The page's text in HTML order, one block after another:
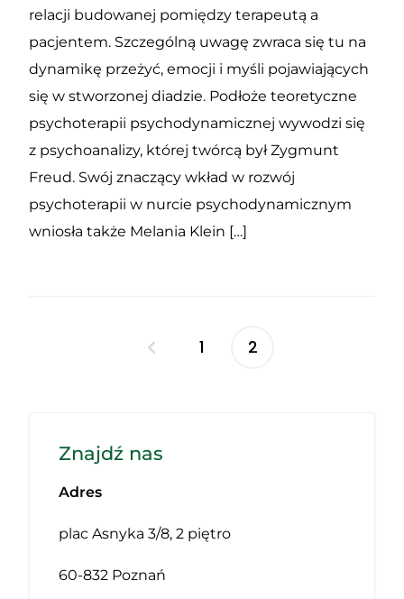
relacji budowanej pomiędzy terapeutą a
pacjentem. Szczególną uwagę zwraca się tu na
dynamikę przeżyć, emocji i myśli pojawiających
się w stworzonej diadzie. Podłoże teoretyczne
psychoterapii psychodynamicznej wywodzi się
z psychoanalizy, której twórcą był Zygmunt
Freud. Swój znaczący wkład w rozwój
psychoterapii w nurcie psychodynamicznym
wniosła także Melania Klein […]
Stronicowanie
1 2
Znajdź nas
Adres
plac Asnyka 3/8, 2 piętro
60-832 Poznań